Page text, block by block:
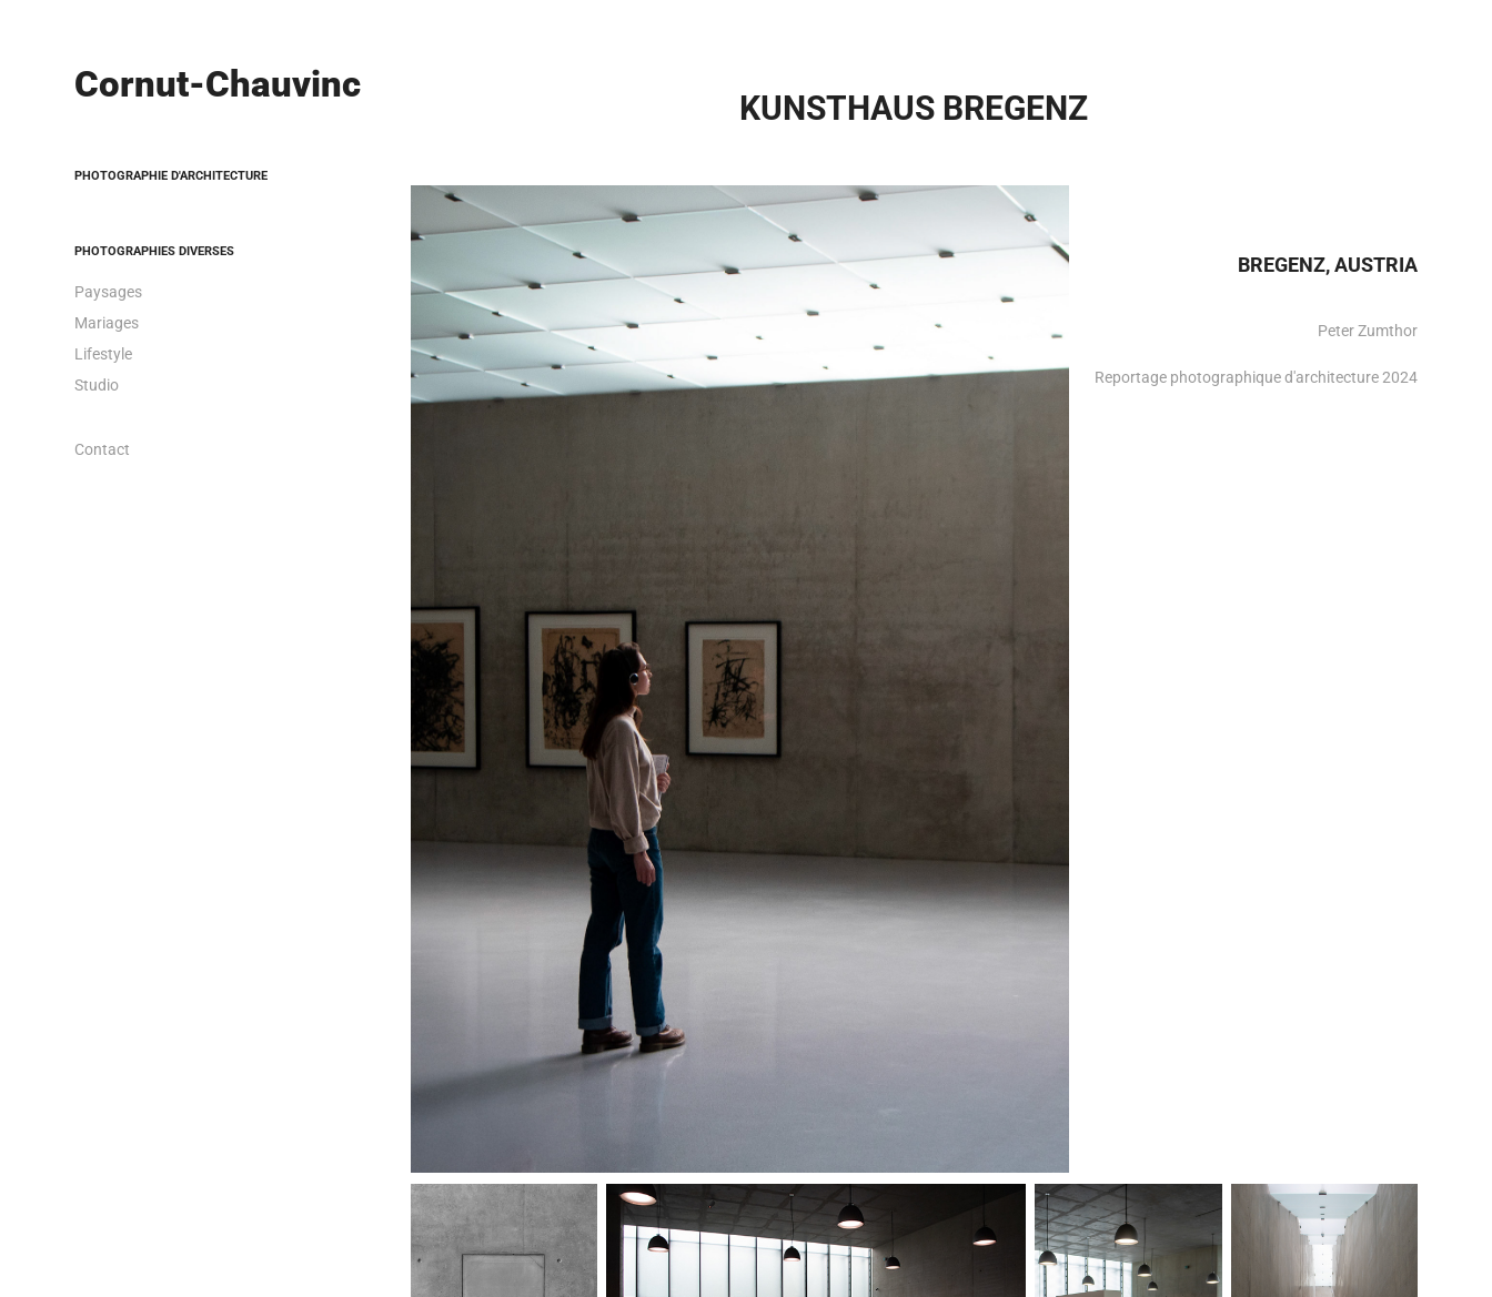
Cornut-Chauvinc
PHOTOGRAPHIE D'ARCHITECTURE
PHOTOGRAPHIES DIVERSES
Paysages
Mariages
Lifestyle
Studio
Contact
KUNSTHAUS BREGENZ
BREGENZ, AUSTRIA
Peter Zumthor
Reportage photographique d'architecture 2024